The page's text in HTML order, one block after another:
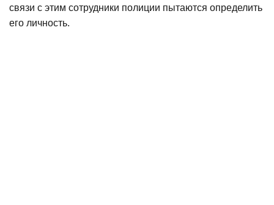
связи с этим сотрудники полиции пытаются определить
его личность.